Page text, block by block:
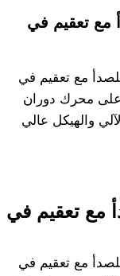
مع تعقيم في
مع تعقيم في
على محرك دوران
والهيكل عالي
مع تعقيم في
مع تعقيم في